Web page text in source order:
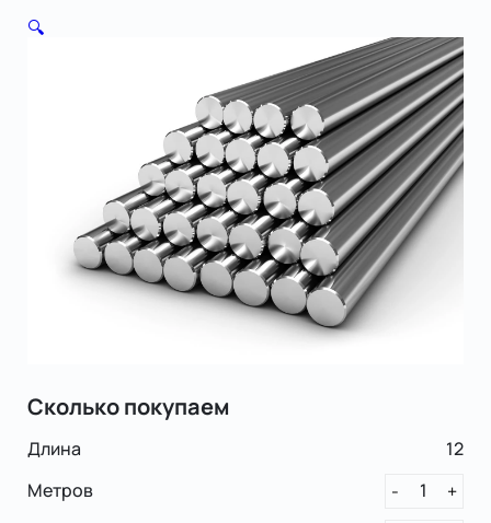
🔍
Сколько покупаем
Длина
12
Метров
- 1
+